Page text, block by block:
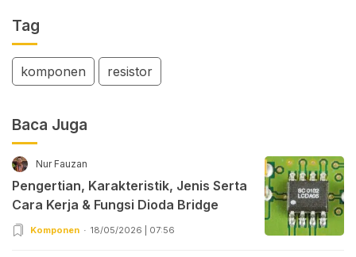
Tag
komponen resistor
Baca Juga
Nur Fauzan
Pengertian, Karakteristik, Jenis Serta
Cara Kerja & Fungsi Dioda Bridge
Komponen 18/05/2026 | 07:56